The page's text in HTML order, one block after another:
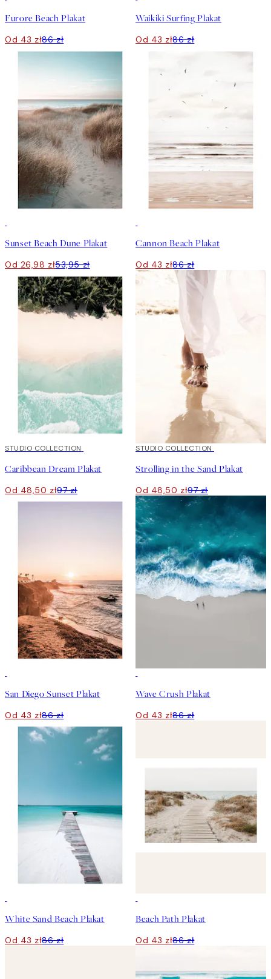
Furore Beach Plakat
Od 43 zł86 zł
Waikiki Surfing Plakat
Od 43 zł86 zł
Sunset Beach Dune Plakat
Od 26,98 zł53,95 zł
Cannon Beach Plakat
Od 43 zł86 zł
50%*
STUDIO COLLECTION
Caribbean Dream Plakat
Od 48,50 zł97 zł
50%*
STUDIO COLLECTION
Strolling in the Sand Plakat
Od 48,50 zł97 zł
San Diego Sunset Plakat
Od 43 zł86 zł
Wave Crush Plakat
Od 43 zł86 zł
White Sand Beach Plakat
Od 43 zł86 zł
Beach Path Plakat
Od 43 zł86 zł